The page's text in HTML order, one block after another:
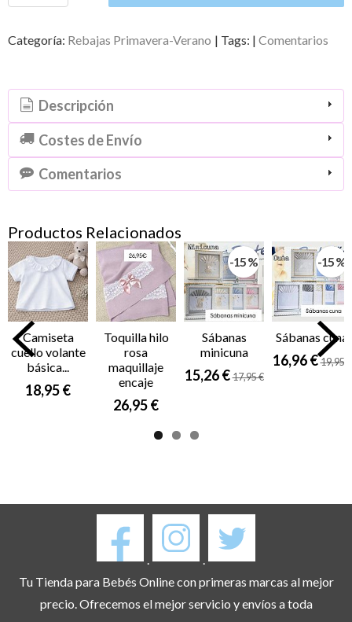
Categoría: Rebajas Primavera-Verano | Tags: | Comentarios
Descripción
Costes de Envío
Comentarios
Productos Relacionados
Camiseta
cuello volante
básica...
18,95 €
Toquilla hilo
rosa
maquillaje
encaje
26,95 €
-15 %
Sábanas
minicuna
15,26 €17,95 €
-15 %
Sábanas cuna
16,96 €19,95 €
.
.
Tu Tienda para Bebés Online con primeras marcas al mejor
precio. Ofrecemos el mejor servicio y envíos a toda